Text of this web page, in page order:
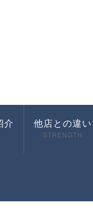
介 他店との違い
STRENGTH